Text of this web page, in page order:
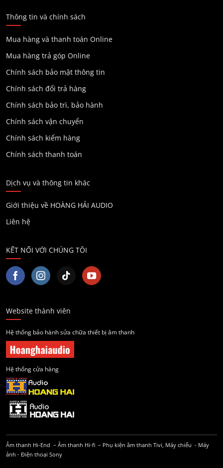
Thông tin và chính sách
Mua hàng và thanh toán Online
Mua hàng trả góp Online
Chính sách bảo mật thông tin
Chính sách đổi trả hàng
Chính sách bảo trì, bảo hành
Chính sách vận chuyển
Chính sách kiểm hàng
Chính sách thanh toán
Dịch vụ và thông tin khác
Giới thiệu về HOÀNG HẢI AUDIO
Liên hệ
KẾT NỐI VỚI CHÚNG TÔI
Website thành viên
Hệ thống bảo hành sửa chữa thiết bị âm thanh
Hệ thống cửa hàng
Âm thanh Hi-End – Âm thanh Hi-fi – Phụ kiện âm thanh Tivi, Máy chiếu - Máy
ảnh - Điện thoại Sony